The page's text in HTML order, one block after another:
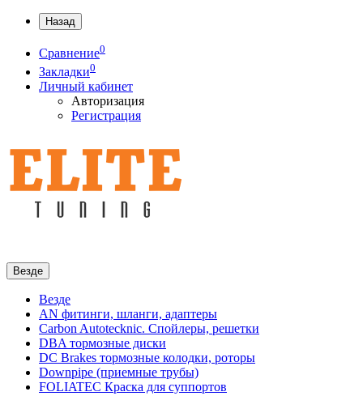
Назад
Сравнение0
Закладки0
Личный кабинет
Авторизация
Регистрация
Везде
Везде
AN фитинги, шланги, адаптеры
Carbon Autotecknic. Спойлеры, решетки
DBA тормозные диски
DC Brakes тормозные колодки, роторы
Downpipe (приемные трубы)
FOLIATEC Краска для суппортов